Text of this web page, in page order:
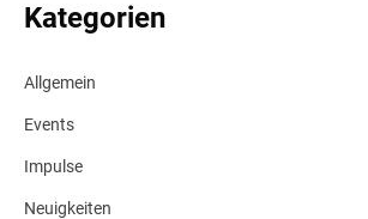
Kategorien
Allgemein
Events
Impulse
Neuigkeiten